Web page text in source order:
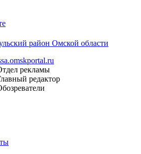
рекламы
редактор